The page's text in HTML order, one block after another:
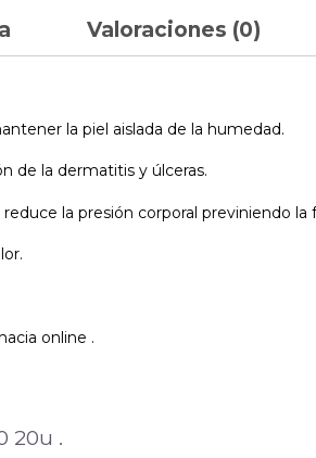
Valoraciones (0)
la piel aislada de la humedad.
de la dermatitis y úlceras.
la presión corporal previniendo la
online .
20u .